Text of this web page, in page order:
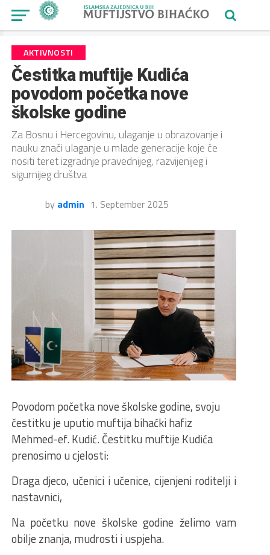
AKTIVNOSTI
Čestitka muftije Kudića
povodom početka nove
školske godine
Za Bosnu i Hercegovinu, ulaganje u obrazovanje i
nauku znači ulaganje u mlade generacije koje će
nositi teret izgradnje pravednijeg, razvijenijeg i
sigurnijeg društva
by admin 1. September 2025
Povodom početka nove školske godine, svoju
čestitku je uputio muftija bihaćki hafiz
Mehmed-ef. Kudić. Čestitku muftije Kudića
prenosimo u cjelosti:
Draga djeco, učenici i učenice, cijenjeni roditelji i
nastavnici,
Na početku nove školske godine želimo vam
obilje znanja, mudrosti i uspjeha.